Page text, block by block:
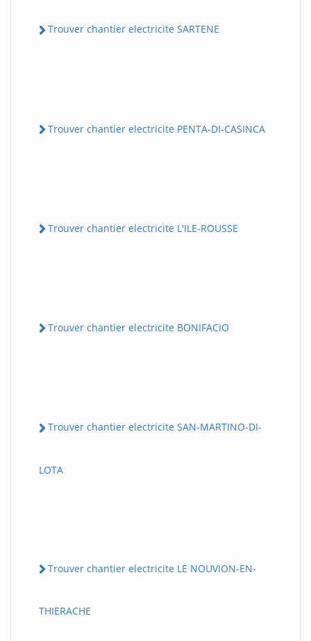
Trouver chantier electricite SARTENE
Trouver chantier electricite PENTA-DI-CASINCA
Trouver chantier electricite L'ILE-ROUSSE
Trouver chantier electricite BONIFACIO
Trouver chantier electricite SAN-MARTINO-DI-
LOTA
Trouver chantier electricite LE NOUVION-EN-
THIERACHE